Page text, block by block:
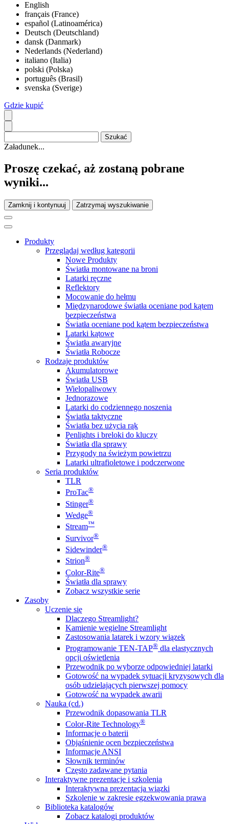
English
français (France)
español (Latinoamérica)
Deutsch (Deutschland)
dansk (Danmark)
Nederlands (Nederland)
italiano (Italia)
polski (Polska)
português (Brasil)
svenska (Sverige)
Gdzie kupić
Załadunek...
Proszę czekać, aż zostaną pobrane
wyniki...
Zamknij i kontynuuj Zatrzymaj wyszukiwanie
Produkty
Przeglądaj według kategorii
Nowe Produkty
Światła montowane na broni
Latarki ręczne
Reflektory
Mocowanie do hełmu
Międzynarodowe światła oceniane pod kątem
bezpieczeństwa
Światła oceniane pod kątem bezpieczeństwa
Latarki kątowe
Światła awaryjne
Światła Robocze
Rodzaje produktów
Akumulatorowe
Światła USB
Wielopaliwowy
Jednorazowe
Latarki do codziennego noszenia
Światła taktyczne
Światła bez użycia rąk
Penlights i breloki do kluczy
Światła dla sprawy
Przygody na świeżym powietrzu
Latarki ultrafioletowe i podczerwone
Seria produktów
TLR
ProTac®
Stinger®
Wedge®
Stream™
Survivor®
Sidewinder®
Strion®
Color-Rite®
Światła dla sprawy
Zobacz wszystkie serie
Zasoby
Uczenie się
Dlaczego Streamlight?
Kamienie węgielne Streamlight
Zastosowania latarek i wzory wiązek
Programowanie TEN-TAP® dla elastycznych
opcji oświetlenia
Przewodnik po wyborze odpowiedniej latarki
Gotowość na wypadek sytuacji kryzysowych dla
osób udzielających pierwszej pomocy
Gotowość na wypadek awarii
Nauka (cd.)
Przewodnik dopasowania TLR
Color-Rite Technology®
Informacje o baterii
Objaśnienie ocen bezpieczeństwa
Informacje ANSI
Słownik terminów
Często zadawane pytania
Interaktywne prezentacje i szkolenia
Interaktywna prezentacja wiązki
Szkolenie w zakresie egzekwowania prawa
Biblioteka katalogów
Zobacz katalogi produktów